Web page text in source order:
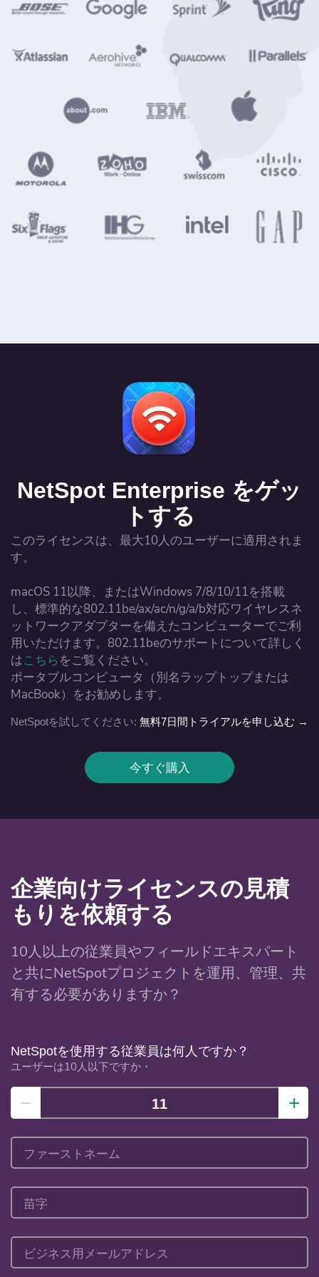
NetSpot Enterprise をゲッ
トする
このライセンスは、最大10人のユーザーに適用されま
す。
macOS 11以降、またはWindows 7/8/10/11を搭載
し、標準的な802.11be/ax/ac/n/g/a/b対応ワイヤレスネ
ットワークアダプターを備えたコンピューターでご利
用いただけます。802.11beのサポートについて詳しく
はこちらをご覧ください。
ポータブルコンピュータ（別名ラップトップまたは
MacBook）をお勧めします。
NetSpotを試してください: 無料7日間トライアルを申し込む →
今すぐ購入
企業向けライセンスの見積
もりを依頼する
10人以上の従業員やフィールドエキスパート
と共にNetSpotプロジェクトを運用、管理、共
有する必要がありますか？
NetSpotを使用する従業員は何人ですか？
ユーザーは10人以下ですか・
− +